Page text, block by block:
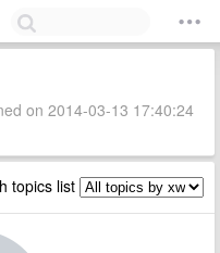
on 2014-03-13 17:40:24
topics list